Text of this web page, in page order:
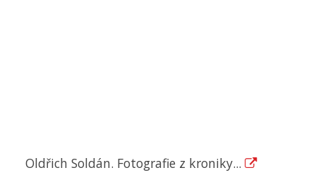
Oldřich Soldán. Fotografie z kroniky...